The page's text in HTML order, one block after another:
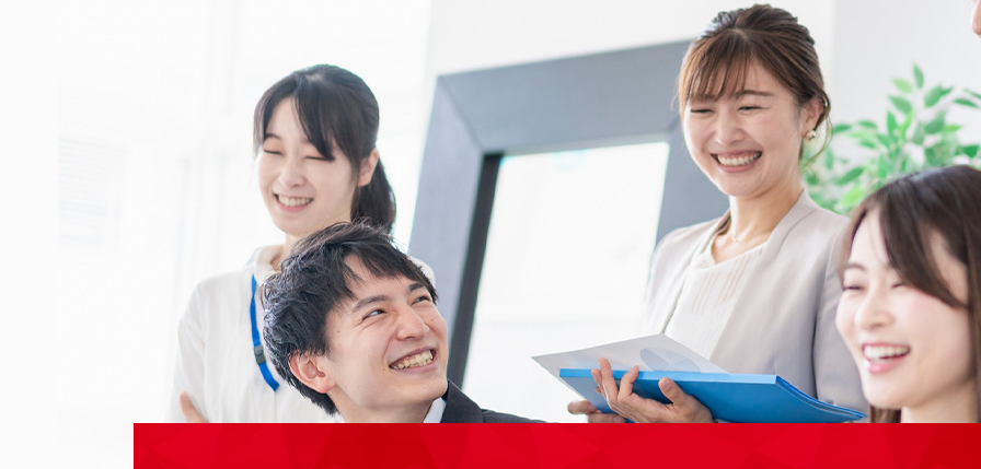
クラウド・
画像 映像 AR/MR/VR/XR
ARToolKit ちょこっとクラ
新卒採用 エンジニア中途採用 未経験者中途採
ジョブ・リターン
エム・ソフトについて 数字で見るエム・ソフト 社員を支えるエム・ソフトの力